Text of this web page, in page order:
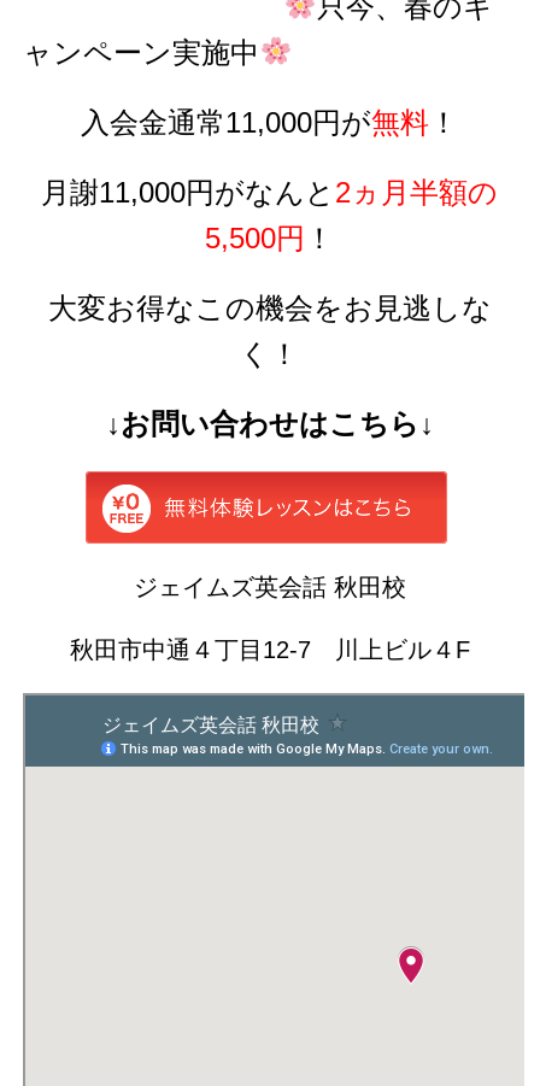
只今、春のキ
ャンペーン実施中
入会金通常11,000円が無料 ！
月謝11,000円がなんと 2ヵ 月半額の
5,500円 ！
大変お得なこの機会をお見逃しな
く！
↓お問い合わせはこちら↓
ジェイムズ英会話 秋田校
秋田市中通４丁目12-7 川上ビル４F